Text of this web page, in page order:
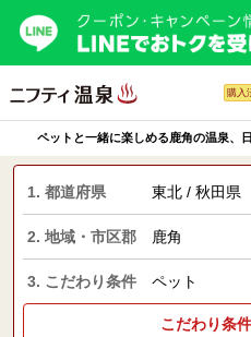
購入
ペットと一緒に楽しめる鹿角の温泉、
1. 都道府県 東北 / 秋田県
2. 地域・市区郡 鹿角
3. こだわり条件 ペット
こだわり条